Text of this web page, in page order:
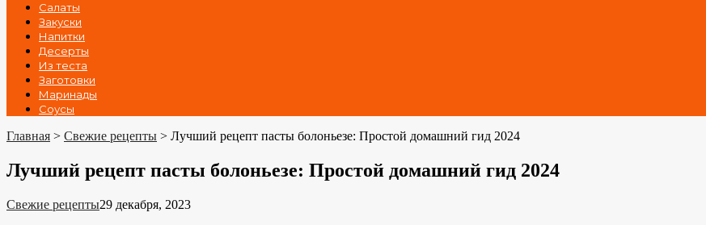
Салаты
Закуски
Напитки
Десерты
Из теста
Заготовки
Маринады
Соусы
Главная > Свежие рецепты > Лучший рецепт пасты болоньезе: Простой домашний гид 2024
Лучший рецепт пасты болоньезе: Простой домашний гид 2024
Свежие рецепты29 декабря, 2023